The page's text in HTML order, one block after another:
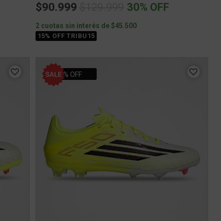
$90.999 Price reduced from
to
30% OFF
2 cuotas sin interés de $45.500
15% OFF TRIBU15
30% OFF